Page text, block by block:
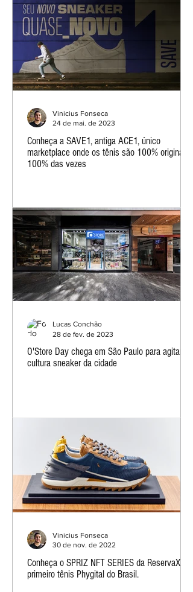
Conheça a SAVE1, antiga ACE1, único
marketplace onde os tênis são 100% originais,
100% das vezes
Vinicius Fonseca
24 de mai. de 2023
O'Store Day chega em São Paulo para agitar a
cultura sneaker da cidade
Lucas Conchão
28 de fev. de 2023
Conheça o SPRIZ NFT SERIES da ReservaX, o
primeiro tênis Phygital do Brasil.
Vinicius Fonseca
30 de nov. de 2022